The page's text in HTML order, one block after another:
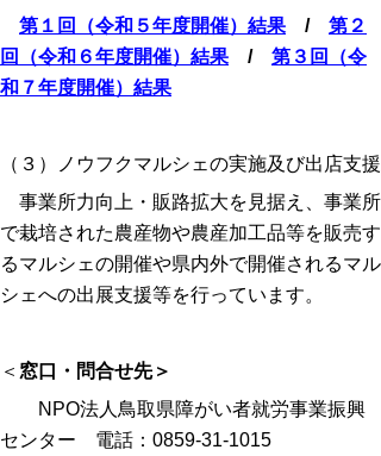
第１回（令和５年度開催）結果 /
第２
回（令和６年度開催）結果 /
第３回（令
和７年度開催）結果
（３）ノウフクマルシェの実施及び出店支援
事業所力向上・販路拡大を見据え、事業所
で栽培された農産物や農産加工品等を販売す
るマルシェの開催や県内外で開催されるマル
シェへの出展支援等を行っています。
＜ 窓口・問合せ先＞
NPO法人鳥取県障がい者就労事業振興
センター 電話： 0859-31-1015